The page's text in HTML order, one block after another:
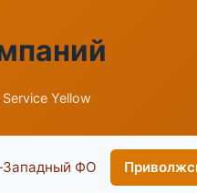
Yellow
Западный ФО